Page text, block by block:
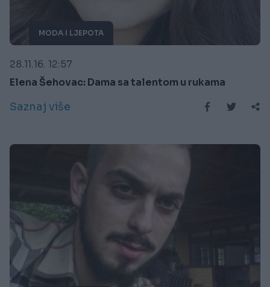
MODA I LJEPOTA
28.11.16. 12:57
Elena Šehovac: Dama sa talentom u rukama
Saznaj više